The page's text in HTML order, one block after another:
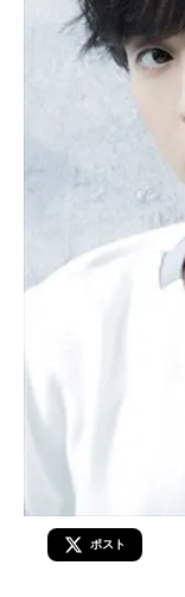
ポスト